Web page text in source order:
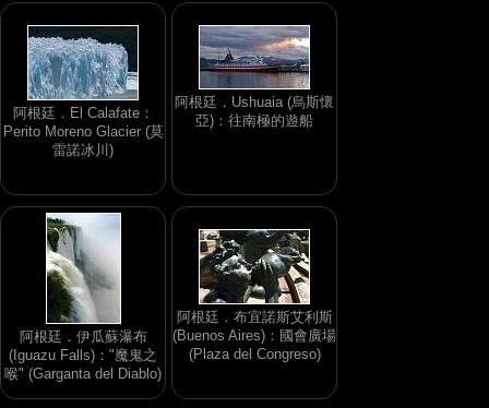
阿根廷．El Calafate：
Perito Moreno Glacier (莫
雷諾冰川)
阿根廷．Ushuaia (烏斯懷
亞)：往南極的遊船
阿根廷．伊瓜蘇瀑布
(Iguazu Falls)："魔鬼之
喉" (Garganta del Diablo)
阿根廷．布宜諾斯艾利斯
(Buenos Aires)：國會廣場
(Plaza del Congreso)